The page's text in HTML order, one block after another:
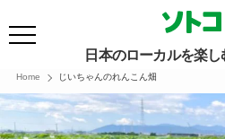
日本のローカルを楽し
Home じいちゃんのれんこん畑